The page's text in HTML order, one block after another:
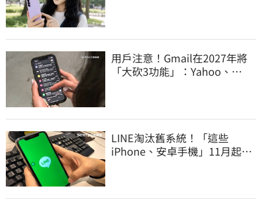
用戶注意！Gmail在2027年將
「大砍3功能」：Yahoo、
LINE淘汰舊系統！「這些
iPhone、安卓手機」11月起無